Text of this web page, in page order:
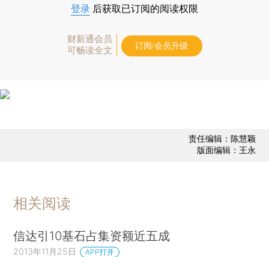
登录 后获取已订阅的阅读权限
财新通会员
可畅读全文
订阅/会员升级
责任编辑：陈慧颖
版面编辑：王永
相关阅读
信达引10基石占集资额近五成
2013年11月25日 APP打开